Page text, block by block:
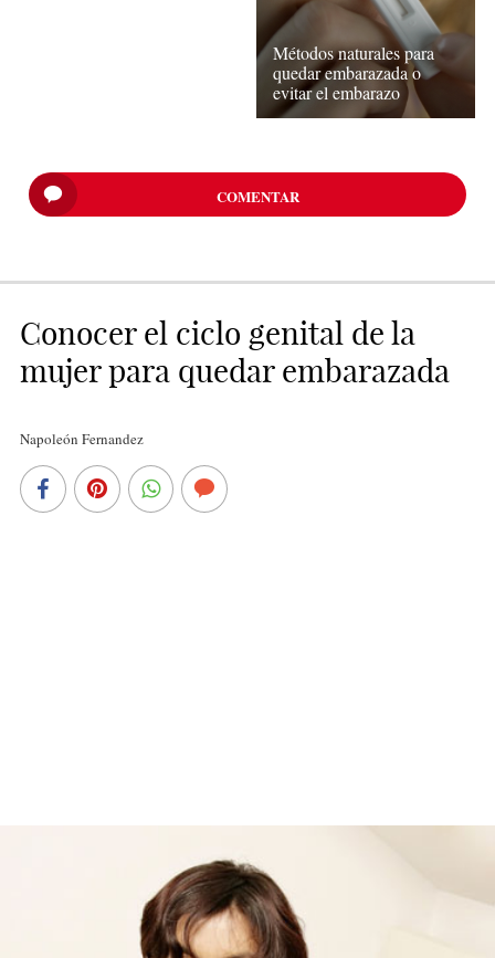
Métodos naturales para
quedar embarazada o
evitar el embarazo
COMENTAR
Conocer el ciclo genital de la
mujer para quedar embarazada
Napoleón Fernandez